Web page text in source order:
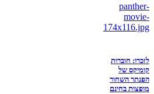
לזכרו: חוברות
קומיקס של
הפנתר השחור
מופצות בחינם